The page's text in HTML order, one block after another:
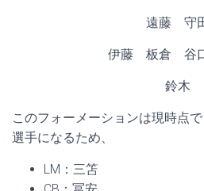
遠藤 守
伊藤 板倉 谷
鈴木
このフォーメーションは現時点
選手になるため、
LM：三笘